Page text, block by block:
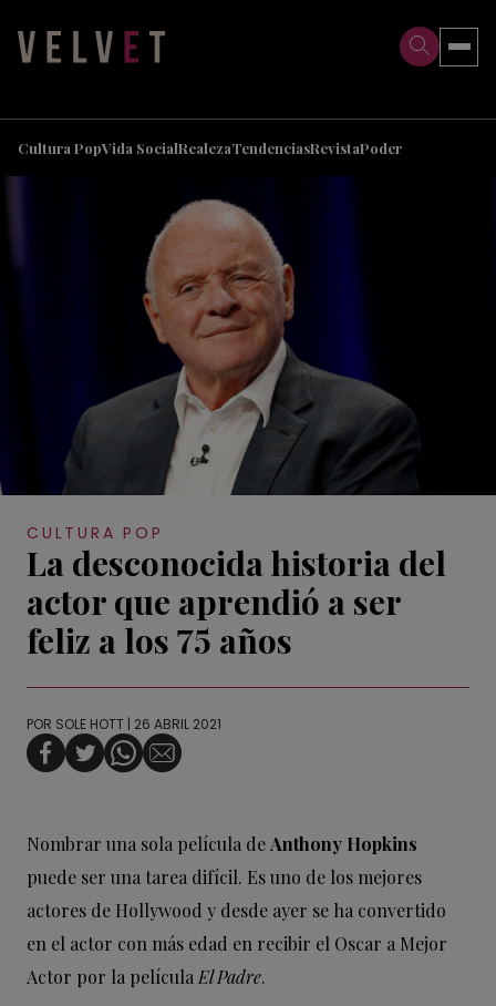
Cultura PopVida SocialRealezaTendenciasRevistaPoder
CULTURA POP
La desconocida historia del
actor que aprendió a ser
feliz a los 75 años
POR SOLE HOTT | 26 ABRIL 2021
Nombrar una sola película deAnthony Hopkins
puede ser una tarea difícil. Es uno de los mejores
actores de Hollywood y desde ayer se ha convertido
en el actor con más edad en recibir el Oscar a Mejor
Actor por la películaEl Padre.